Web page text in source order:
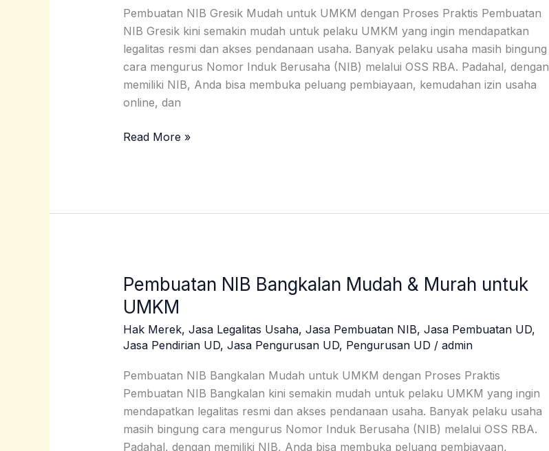
Pembuatan NIB Gresik Mudah untuk UMKM dengan Proses Praktis Pembuatan
NIB Gresik kini semakin mudah untuk pelaku UMKM yang ingin mendapatkan
legalitas resmi dan akses pendanaan usaha. Banyak pelaku usaha masih bingung
cara mengurus Nomor Induk Berusaha (NIB) melalui OSS RBA. Padahal, dengan
memiliki NIB, Anda bisa membuka peluang pembiayaan, kemudahan izin usaha
online, dan
Murah
untuk
UMKM
Read More »
Pembuatan NIB Bangkalan Mudah & Murah untuk
UMKM
Hak Merek, Jasa Legalitas Usaha, Jasa Pembuatan NIB, Jasa Pembuatan UD,
Jasa Pendirian UD, Jasa Pengurusan UD, Pengurusan UD / admin
Pembuatan NIB Bangkalan Mudah untuk UMKM dengan Proses Praktis
Pembuatan NIB Bangkalan kini semakin mudah untuk pelaku UMKM yang ingin
mendapatkan legalitas resmi dan akses pendanaan usaha. Banyak pelaku usaha
masih bingung cara mengurus Nomor Induk Berusaha (NIB) melalui OSS RBA.
Padahal, dengan memiliki NIB, Anda bisa membuka peluang pembiayaan,
Pembuatan
NIB
Bangkalan
Mudah
&
Murah
untuk
UMKM